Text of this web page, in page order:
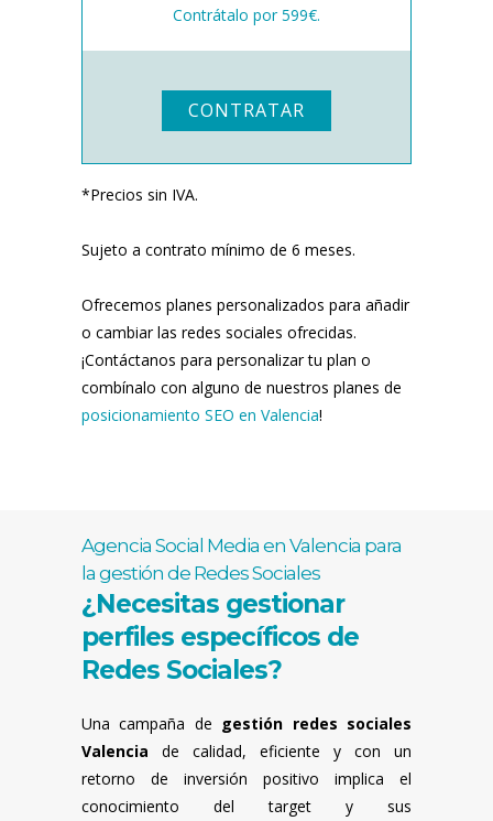
Contrátalo por 599€.
CONTRATAR
*Precios sin IVA.
Sujeto a contrato mínimo de 6 meses.
Ofrecemos planes personalizados para añadir
o cambiar las redes sociales ofrecidas.
¡Contáctanos para personalizar tu plan o
combínalo con alguno de nuestros planes de
posicionamiento SEO en Valencia!
Agencia Social Media en Valencia para
la gestión de Redes Sociales
¿Necesitas gestionar
perfiles específicos de
Redes Sociales?
Una campaña de gestión redes sociales
Valencia de calidad, eficiente y con un
retorno de inversión positivo implica el
conocimiento del target y sus